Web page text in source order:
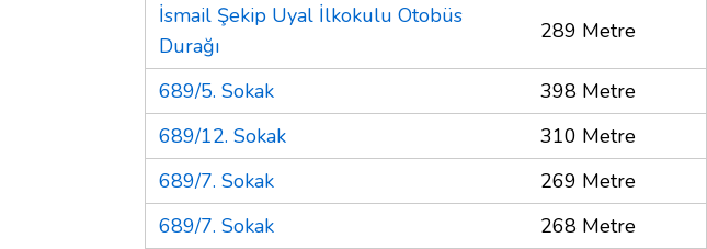
İsmail Şekip Uyal İlkokulu Otobüs
Durağı
289 Metre
689/5. Sokak
398 Metre
689/12. Sokak
310 Metre
689/7. Sokak
269 Metre
689/7. Sokak
268 Metre